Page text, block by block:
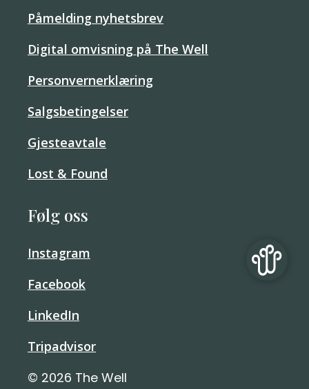
Påmelding nyhetsbrev
Digital omvisning på The Well
Personvernerklæring
Salgsbetingelser
Gjesteavtale
Lost & Found
Følg oss
Instagram
Facebook
LinkedIn
Tripadvisor
© 2026 The Well